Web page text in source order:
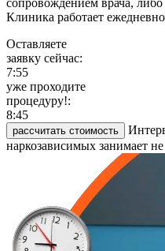
сопровождением врача,
Клиника работает
Оставляете
заявку сейчас:
7:55
уже проходите
процедуру!:
8:45
рассчитать стоимость
наркозависимых занимает